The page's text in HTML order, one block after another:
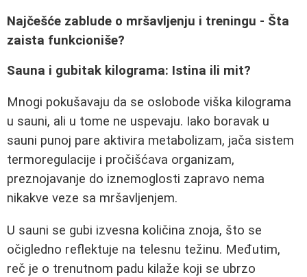
Najčešće zablude o mršavljenju i treningu - Šta
zaista funkcioniše?
Sauna i gubitak kilograma: Istina ili mit?
Mnogi pokušavaju da se oslobode viška kilograma
u sauni, ali u tome ne uspevaju. Iako boravak u
sauni punoj pare aktivira metabolizam, jača sistem
termoregulacije i pročišćava organizam,
preznojavanje do iznemoglosti zapravo nema
nikakve veze sa mršavljenjem.
U sauni se gubi izvesna količina znoja, što se
očigledno reflektuje na telesnu težinu. Međutim,
reč je o trenutnom padu kilaže koji se ubrzo